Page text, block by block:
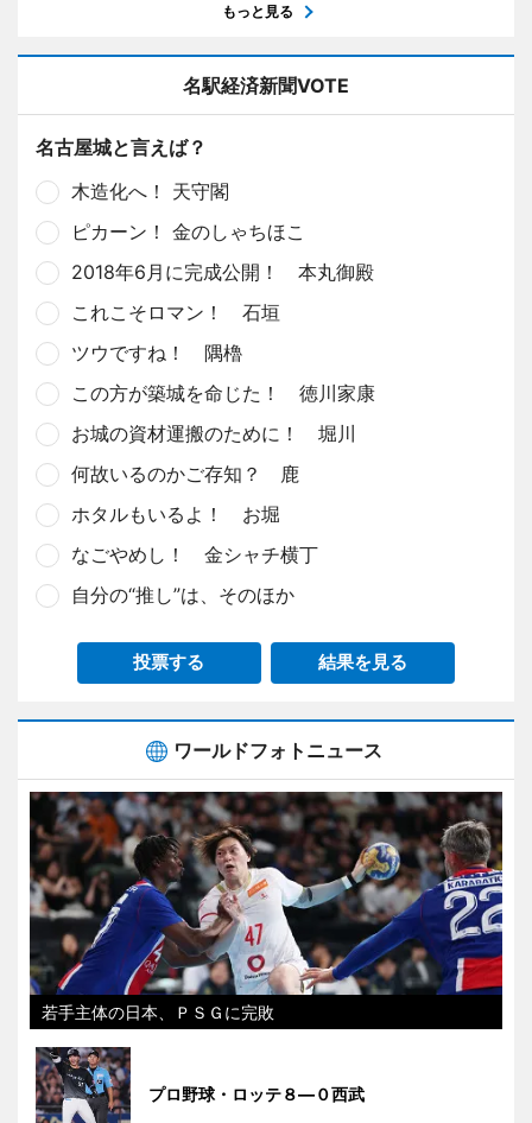
もっと見る
名駅経済新聞VOTE
名古屋城と言えば？
木造化へ！ 天守閣
ピカーン！ 金のしゃちほこ
2018年6月に完成公開！ 本丸御殿
これこそロマン！ 石垣
ツウですね！ 隅櫓
この方が築城を命じた！ 徳川家康
お城の資材運搬のために！ 堀川
何故いるのかご存知？ 鹿
ホタルもいるよ！ お堀
なごやめし！ 金シャチ横丁
自分の“推し”は、そのほか
投票する 結果を見る
ワールドフォトニュース
若手主体の日本、ＰＳＧに完敗
プロ野球・ロッテ８―０西武